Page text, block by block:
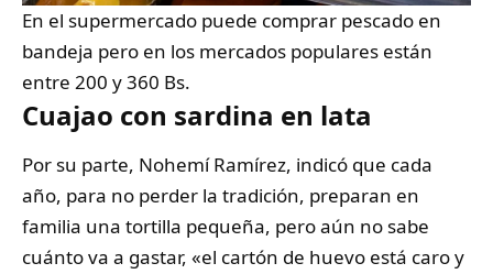
En el supermercado puede comprar pescado en
bandeja pero en los mercados populares están
entre 200 y 360 Bs.
Cuajao con sardina en lata
Por su parte, Nohemí Ramírez, indicó que cada
año, para no perder la tradición, preparan en
familia una tortilla pequeña, pero aún no sabe
cuánto va a gastar, «el cartón de huevo está caro y